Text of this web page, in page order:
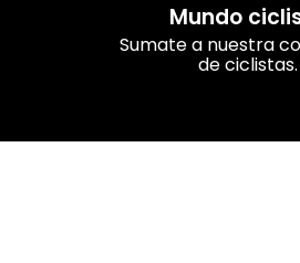
Mundo
Sumate a nuestra
de ciclistas.